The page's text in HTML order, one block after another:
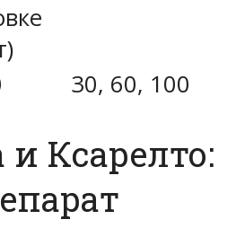
30, 60, 100
и Ксарелто: